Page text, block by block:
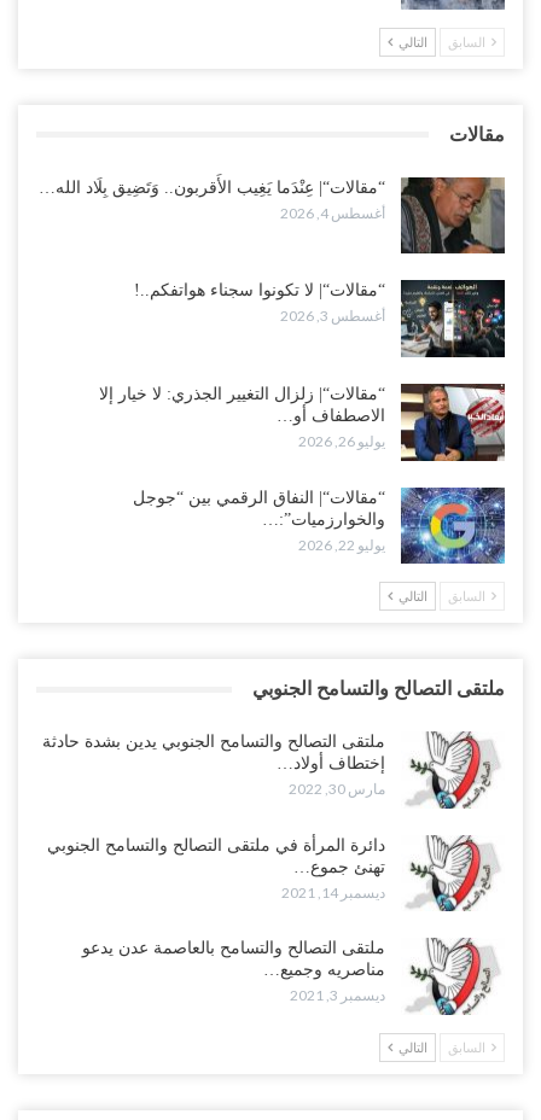
لإشعال حرب..!
أغسطس 2, 2026
أغسطس 2, 2026
السابق التالي
مقالات
“مقالات“| عِنْدَما يَغِيب الأَقربون.. وَتَضِيق بِلَاد الله…
أغسطس 4, 2026
“مقالات“| لا تكونوا سجناء هواتفكم..!
أغسطس 3, 2026
“مقالات“| زلزال التغيير الجذري: لا خيار إلا
الاصطفاف أو…
يوليو 26, 2026
“مقالات“| النفاق الرقمي بين “جوجل
والخوارزميات”:…
يوليو 22, 2026
السابق التالي
ملتقى التصالح والتسامح الجنوبي
ملتقى التصالح والتسامح الجنوبي يدين بشدة حادثة
إختطاف أولاد…
مارس 30, 2022
دائرة المرأة في ملتقى التصالح والتسامح الجنوبي
تهنئ جموع…
ديسمبر 14, 2021
ملتقى التصالح والتسامح بالعاصمة عدن يدعو
مناصريه وجميع…
ديسمبر 3, 2021
السابق التالي